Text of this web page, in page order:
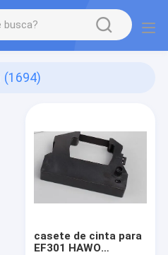
(1694)
casete de cinta para
EF301 HAWO